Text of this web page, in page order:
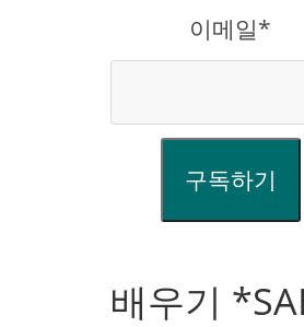
이메일*
구독하기
배우기